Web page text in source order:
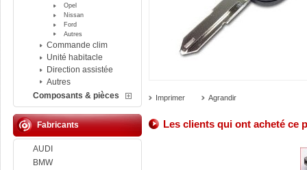
Opel
Nissan
Ford
Autres
Commande clim
Unité habitacle
Direction assistée
Autres
Composants & pièces
Fabricants
AUDI
BMW
Imprimer Agrandir
Les clients qui ont acheté ce